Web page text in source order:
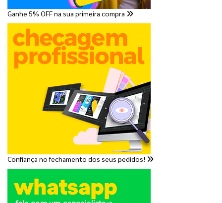
Ganhe 5% OFF na sua primeira compra
Confiança no fechamento dos seus pedidos!